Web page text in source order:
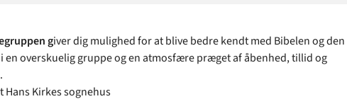
giver dig mulighed for at blive bedre kendt med Bibelen og den
en overskuelig gruppe og en atmosfære præget af åbenhed, tillid og
Hans Kirkes sognehus